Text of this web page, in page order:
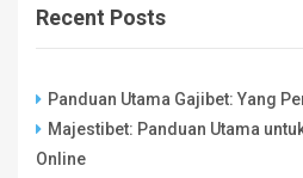
Recent Posts
Panduan Utama Gajibet: Yang
Majestibet: Panduan Utama
Online